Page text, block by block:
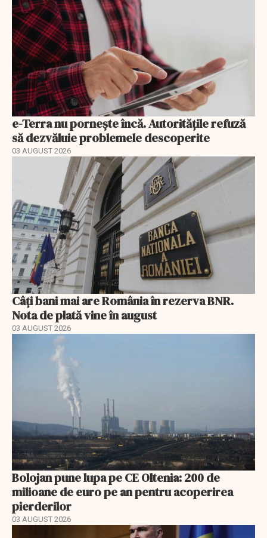
e-Terra nu pornește încă. Autoritățile refuză
să dezvăluie problemele descoperite
03 AUGUST 2026
Câți bani mai are România în rezerva BNR.
Nota de plată vine în august
03 AUGUST 2026
Bolojan pune lupa pe CE Oltenia: 200 de
milioane de euro pe an pentru acoperirea
pierderilor
03 AUGUST 2026